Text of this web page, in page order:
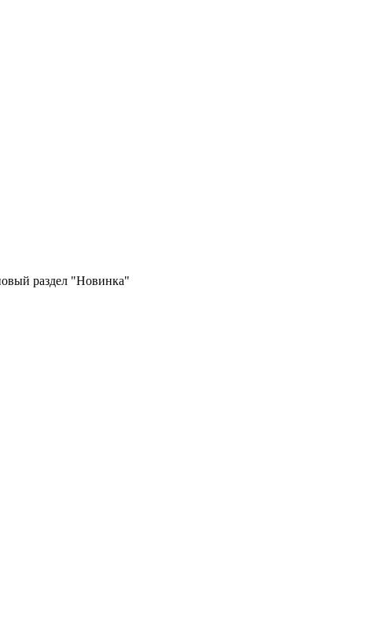
раздел "Новинка"